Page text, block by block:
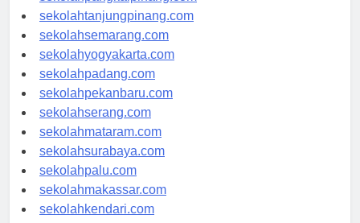
sekolahpangkalpinang.com
sekolahtanjungpinang.com
sekolahsemarang.com
sekolahyogyakarta.com
sekolahpadang.com
sekolahpekanbaru.com
sekolahserang.com
sekolahmataram.com
sekolahsurabaya.com
sekolahpalu.com
sekolahmakassar.com